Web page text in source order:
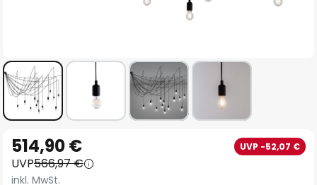
Anfang
der
514,90 € UVP -52,07 €
UVP566,97 €
inkl. MwSt.